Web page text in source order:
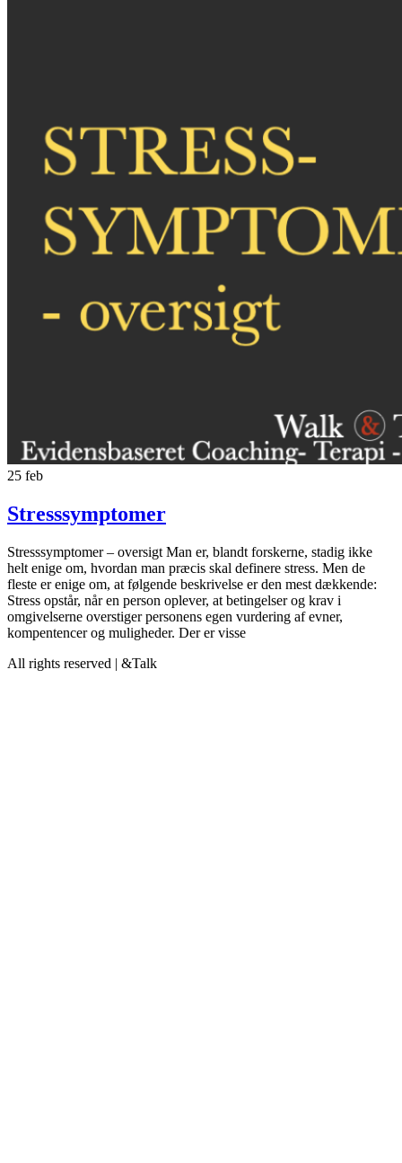
25 feb
Stresssymptomer
Stresssymptomer – oversigt Man er, blandt forskerne, stadig ikke
helt enige om, hvordan man præcis skal definere stress. Men de
fleste er enige om, at følgende beskrivelse er den mest dækkende:
Stress opstår, når en person oplever, at betingelser og krav i
omgivelserne overstiger personens egen vurdering af evner,
kompentencer og muligheder. Der er visse
All rights reserved | &Talk